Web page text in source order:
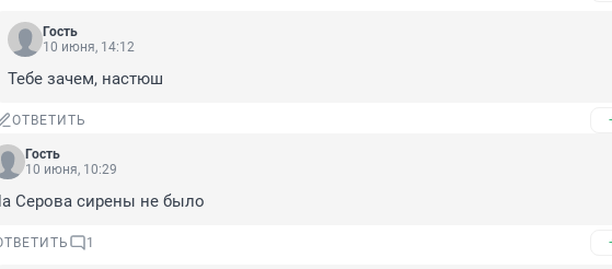
Гость
10 июня, 14:12
Тебе зачем, настюш
ОТВЕТИТЬ
Гость
10 июня, 10:29
Серова сирены не было
1